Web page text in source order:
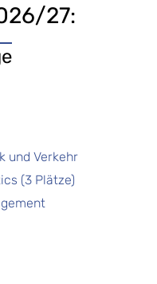
27:
und Verkehr
(3 Plätze)